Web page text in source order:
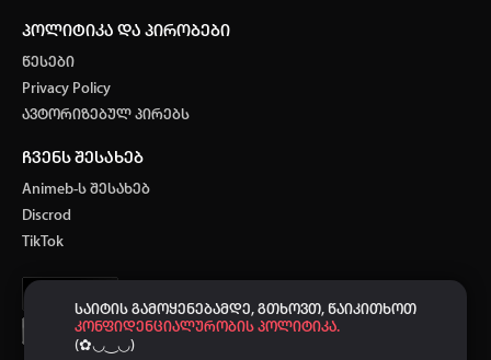
საიტის გამოყენებამდე, გთხოვთ, წაიკითხოთ
კონფიდენციალურობის პოლიტიკა.
(✿◡‿◡)
პოლიტიკა და პირობები
წესები
Privacy Policy
ავტორიზებულ პირებს
ჩვენს შესახებ
Animeb-ს შესახებ
Discrod
TikTok